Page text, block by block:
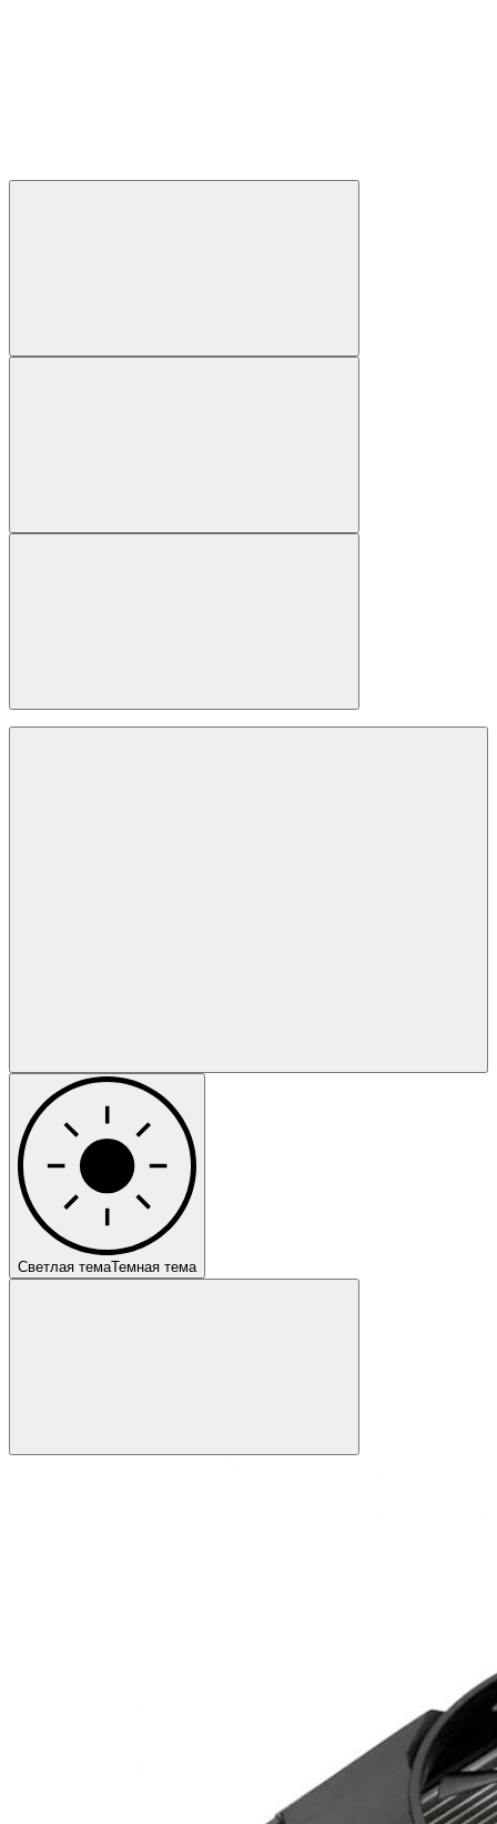
Светлая темаТемная тема